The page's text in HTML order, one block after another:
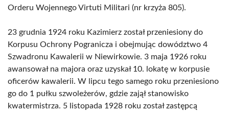
Orderu Wojennego Virtuti Militari (nr krzyża 805).
23 grudnia 1924 roku Kazimierz został przeniesiony do
Korpusu Ochrony Pogranicza i obejmując dowództwo 4
Szwadronu Kawalerii w Niewirkowie. 3 maja 1926 roku
awansował na majora oraz uzyskał 10. lokatę w korpusie
oficerów kawalerii. W lipcu tego samego roku przeniesiono
go do 1 pułku szwoleżerów, gdzie zajął stanowisko
kwatermistrza. 5 listopada 1928 roku został zastępcą